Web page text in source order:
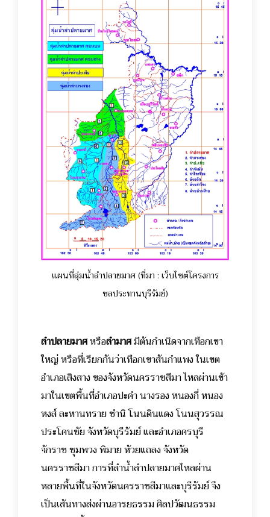
แผนที่ลุ่มน้ำลำปลายมาศ (ที่มา : เว็บไซต์โครงการ
ชลประทานบุรีรัมย์)
ลำปลายมาศหรือลำมาศมีต้นกำเนิดจากเทือกเขา
ใหญ่ หรือที่เรียกกันว่าเทือกเขาสันกำแพง ในเขต
อำเภอเสิงสาง ของจังหวัดนครราชสีมา ไหลผ่านเข้า
มาในเขตพื้นที่อำเภอปะคำ นางรอง หนองกี่ หนอง
หงส์ ละหานทราย ชำนิ โนนดินแดง โนนสุวรรณ
ประโคนชัย จังหวัดบุรีรัมย์ และอำเภอครบุรี
จักราช ชุมพวง พิมาย ห้วยแถลง จังหวัด
นครราชสีมา การที่ลำน้ำลำปลายมาศไหลผ่าน
หลายพื้นที่ในจังหวัดนครราชสีมาและบุรีรัมย์ จึง
เป็นเส้นทางส่งผ่านอารยธรรม ศิลปวัฒนธรรม